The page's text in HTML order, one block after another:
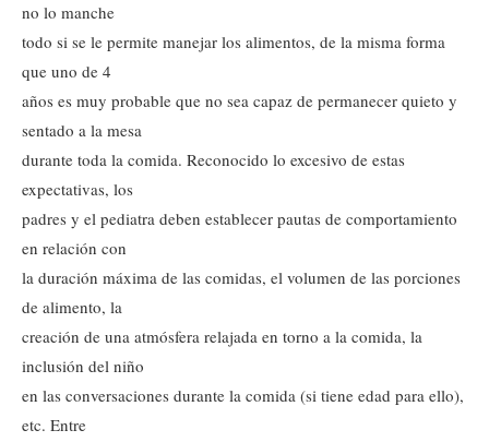
no lo manche
todo si se le permite manejar los alimentos, de la misma forma
que uno de 4
años es muy probable que no sea capaz de permanecer quieto y
sentado a la mesa
durante toda la comida. Reconocido lo excesivo de estas
expectativas, los
padres y el pediatra deben establecer pautas de comportamiento
en relación con
la duración máxima de las comidas, el volumen de las porciones
de alimento, la
creación de una atmósfera relajada en torno a la comida, la
inclusión del niño
en las conversaciones durante la comida (si tiene edad para ello),
etc. Entre